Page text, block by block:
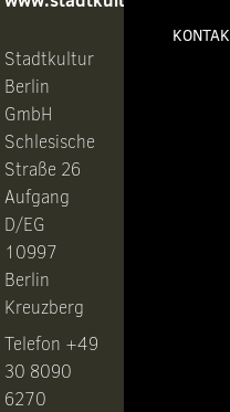
Stadtkultur
Berlin
GmbH
Schlesische
Straße 26
Aufgang
D/EG
10997
Berlin
Kreuzberg
Telefon +49
30 8090
6270